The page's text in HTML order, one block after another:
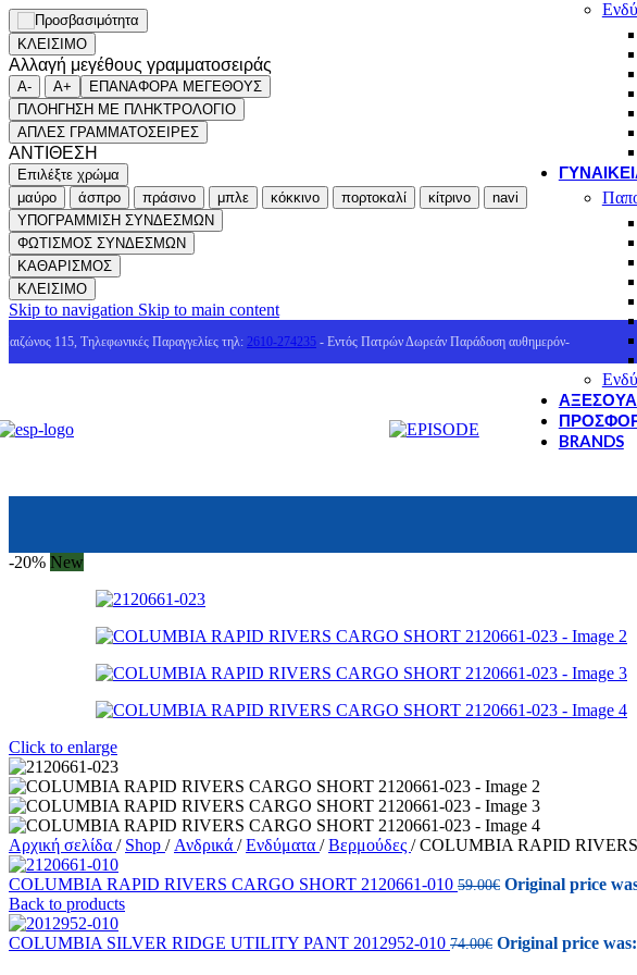
ΚΛΕΙΣΙΜΟ
Αλλαγή μεγέθους γραμματοσειράς
A- A+
ΕΠΑΝΑΦΟΡΑ ΜΕΓΕΘΟΥΣ
ΠΛΟΗΓΗΣΗ ΜΕ ΠΛΗΚΤΡΟΛΟΓΙΟ
ΑΠΛΕΣ ΓΡΑΜΜΑΤΟΣΕΙΡΕΣ
ΑΝΤΙΘΕΣΗ
Επιλέξτε χρώμα
μαύρο
άσπρο πράσινο μπλε κόκκινο πορτοκαλί κίτρινο
navi
ΥΠΟΓΡΑΜΜΙΣΗ ΣΥΝΔΕΣΜΩΝ
ΦΩΤΙΣΜΟΣ ΣΥΝΔΕΣΜΩΝ
ΚΑΘΑΡΙΣΜΟΣ
ΚΛΕΙΣΙΜΟ
Skip to navigation Skip to main content
115, Τηλεφωνικές Παραγγελίες τηλ: 2610-274235 - Εντός Πατρών Δωρεάν Παράδοση αυθημερόν-
BRANDS
-20% New
Click to enlarge
Αρχική σελίδα / Shop / Ανδρικά / Ενδύματα / Βερμούδες / COLUMBIA RAPID
COLUMBIA RAPID RIVERS CARGO SHORT 2120661-010 59.00€ Original price
Back to products
COLUMBIA SILVER RIDGE UTILITY PANT 2012952-010 74.00€ Original price